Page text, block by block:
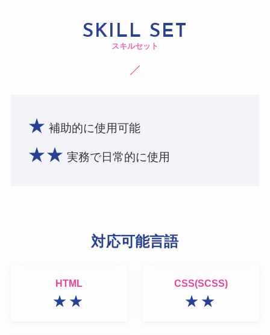
SKILL SET
スキルセット
★ 補助的に使用可能
★★ 実務で日常的に使用
対応可能言語
HTML
★★
CSS(SCSS)
★★